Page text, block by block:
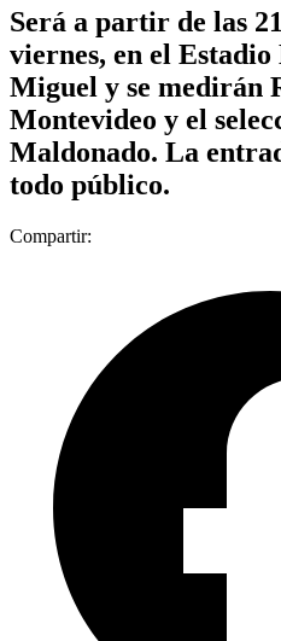
Será a partir de las
viernes, en el
Miguel y se medirán
Montevideo y el
Maldonado. La
todo público.
Compartir: